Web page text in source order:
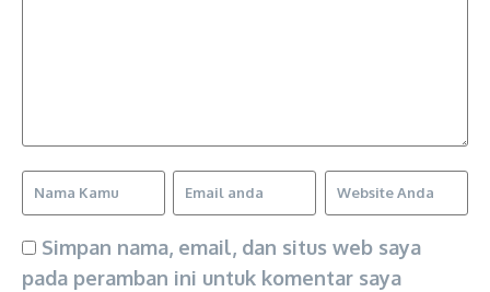
Simpan nama, email, dan situs web saya
pada peramban ini untuk komentar saya